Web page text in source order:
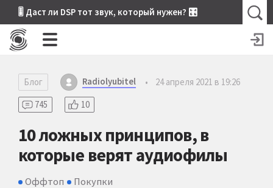
🎚 Даст ли DSP тот звук, который нужен? 🎛
Блог Radiolyubitel •
24 апреля 2021 в 19:26
745
10
10 ложных принципов, в
которые верят аудиофилы
Оффтоп Покупки